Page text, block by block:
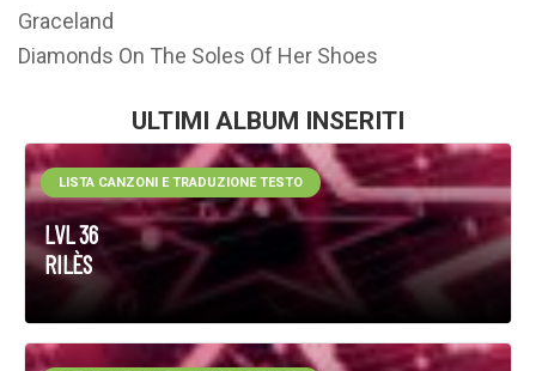
Graceland
Diamonds On The Soles Of Her Shoes
ULTIMI ALBUM INSERITI
LVL 36
RILÈS
LISTA CANZONI E TRADUZIONE TESTO